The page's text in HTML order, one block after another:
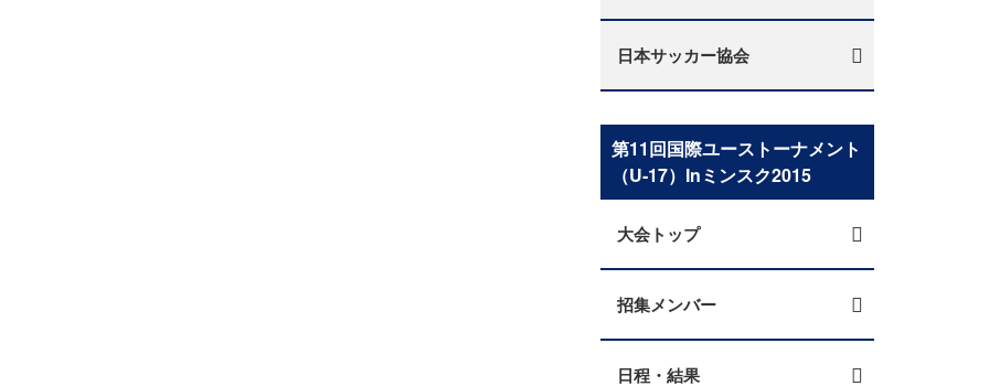
日本サッカー協会
第11回国際ユーストーナメント
（U‐17）Inミンスク2015
大会トップ
招集メンバー
日程・結果